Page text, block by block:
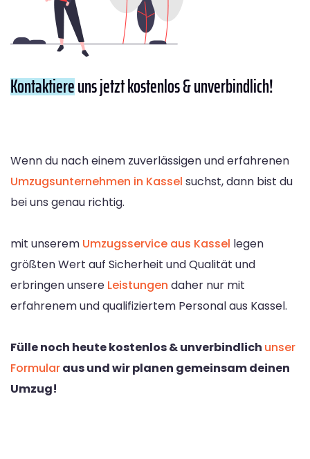
Kontaktiereuns jetzt kostenlos & unverbindlich!
Wenn du nach einem zuverlässigen und erfahrenen
Umzugsunternehmen in Kassel suchst, dann bist du
bei uns genau richtig.
mit unserem Umzugsservice aus Kassel legen
größten Wert auf Sicherheit und Qualität und
erbringen unsere Leistungen daher nur mit
erfahrenem und qualifiziertem Personal aus Kassel.
Fülle noch heute kostenlos & unverbindlich unser
Formularaus und wir planen gemeinsam deinen
Umzug!